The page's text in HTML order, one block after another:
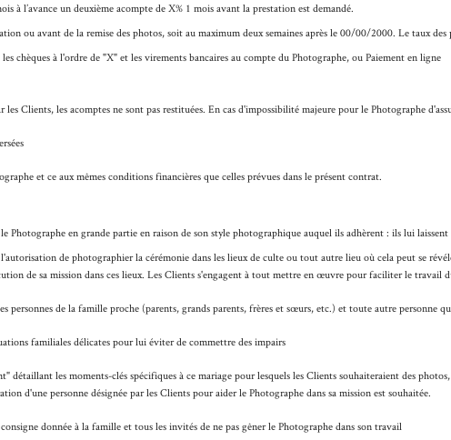
à l’avance un deuxième acompte de X% 1 mois avant la prestation est demandé.
ou avant de la remise des photos, soit au maximum deux semaines après le 00/00/2000. Le taux des
chèques à l'ordre de "X" et les virements bancaires au compte du Photographe, ou Paiement en ligne
les Clients, les acomptes ne sont pas restituées. En cas d'impossibilité majeure pour le Photographe
et ce aux mêmes conditions financières que celles prévues dans le présent contrat.
Photographe en grande partie en raison de son style photographique auquel ils adhèrent : ils lui
de photographier la cérémonie dans les lieux de culte ou tout autre lieu où cela peut se
de sa mission dans ces lieux. Les Clients s'engagent à tout mettre en œuvre pour faciliter le
personnes de la famille proche (parents, grands parents, frères et sœurs, etc.) et toute autre personne
familiales délicates pour lui éviter de commettre des impairs
détaillant les moments-clés spécifiques à ce mariage pour lesquels les Clients souhaiteraient des
d'une personne désignée par les Clients pour aider le Photographe dans sa mission est souhaitée.
donnée à la famille et tous les invités de ne pas gêner le Photographe dans son travail